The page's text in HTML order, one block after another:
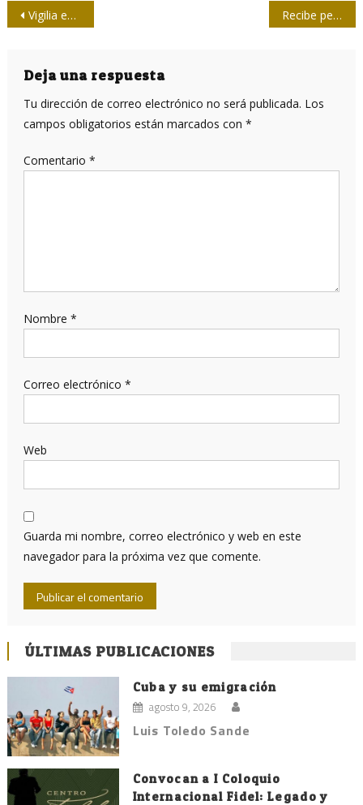
Navegación
entradas
Vigilia en La Habana en honor a víctimas del crimen de Barbados Recibe periódico 5 de Septiembre honrosa distinción nacional
Deja una respuesta
Tu dirección de correo electrónico no será publicada. Los
campos obligatorios están marcados con *
Comentario *
Nombre *
Correo electrónico *
Web
Guarda mi nombre, correo electrónico y web en este
navegador para la próxima vez que comente.
ÚLTIMAS PUBLICACIONES
Cuba y su emigración
agosto 9, 2026
Luis Toledo Sande
Convocan a I Coloquio
Internacional Fidel: Legado y